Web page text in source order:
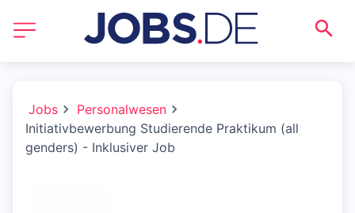
Jobs
Personalwesen
Initiativbewerbung Studierende Praktikum (all
genders) - Inklusiver Job